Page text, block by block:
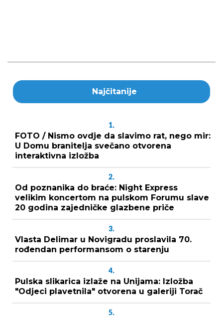
Najčitanije
1.
FOTO / Nismo ovdje da slavimo rat, nego mir:
U Domu branitelja svečano otvorena
interaktivna izložba
2.
Od poznanika do braće: Night Express
velikim koncertom na pulskom Forumu slave
20 godina zajedničke glazbene priče
3.
Vlasta Delimar u Novigradu proslavila 70.
rođendan performansom o starenju
4.
Pulska slikarica izlaže na Unijama: Izložba
"Odjeci plavetnila" otvorena u galeriji Torač
5.